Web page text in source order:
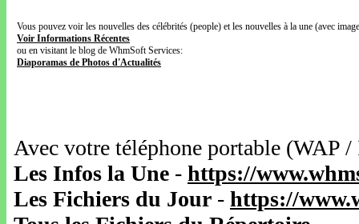
Vous pouvez voir les nouvelles des célébrités (people) et les nouvelles à la une (avec
Voir Informations Récentes
ou en visitant le blog de WhmSoft Services:
Diaporamas de Photos d'Actualités
Avec votre téléphone portable
Les Infos la Une - https://
Les Fichiers du Jour - https://